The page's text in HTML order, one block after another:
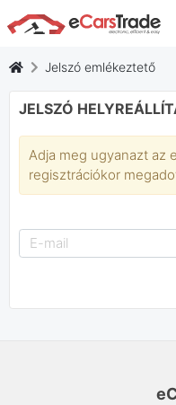
Telepítse az
hozzá a
Jelszó emlékeztető
JELSZÓ
Adja meg ugyanazt az
regisztrációkor